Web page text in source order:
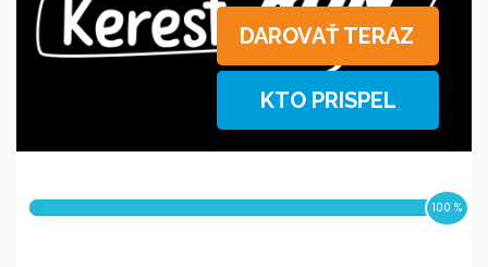
DAROVAŤ TERAZ
KTO PRISPEL
100 %